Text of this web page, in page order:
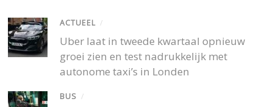
ACTUEEL /
Uber laat in tweede kwartaal opnieuw
groei zien en test nadrukkelijk met
autonome taxi’s in Londen
BUS /